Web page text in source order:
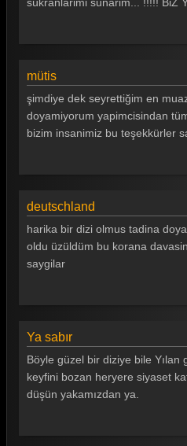
mütis
şimdiye dek seyrettiğim en
doyamiyorum yapimcisindan
bizim insanimiz bu teşekkürler
deutschland
harika bir dizi olmus tadina
oldu üzüldüm bu korana
saygilar
Ya sabır
Böyle güzel bir diziye bile Yılan
keyfini bozan heryere siyaset
düşün yakamızdan ya.